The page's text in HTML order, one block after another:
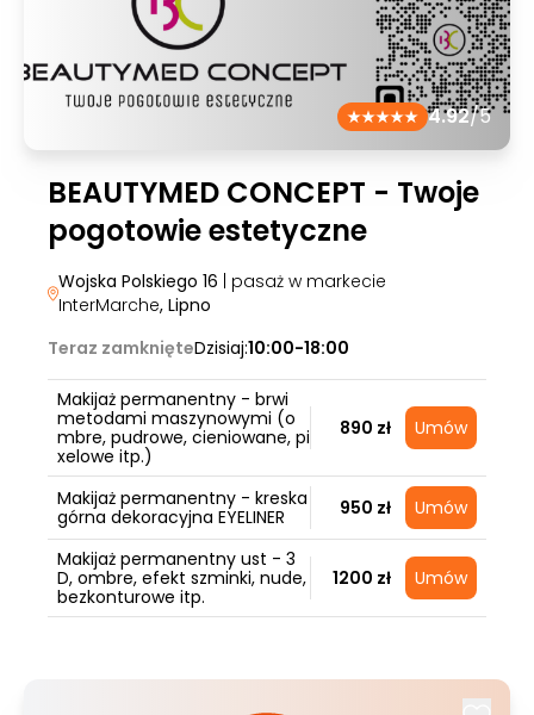
4.92/5
BEAUTYMED CONCEPT - Twoje
pogotowie estetyczne
Wojska Polskiego 16 | pasaż w markecie
InterMarche, Lipno
Teraz zamknięteDzisiaj:10:00-18:00
Makijaż permanentny - brwi
metodami maszynowymi (o
mbre, pudrowe, cieniowane, pi
xelowe itp.)
890 zł Umów
Makijaż permanentny - kreska
górna dekoracyjna EYELINER
950 zł Umów
Makijaż permanentny ust - 3
D, ombre, efekt szminki, nude,
bezkonturowe itp.
1200 zł Umów